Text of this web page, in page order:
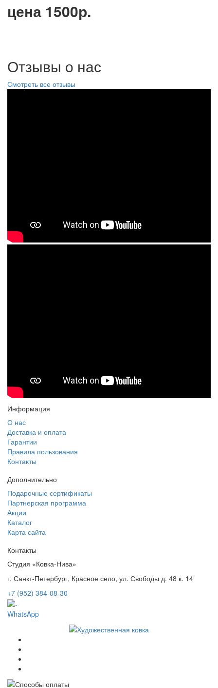
цена 1500р.
Отзывы о нас
Смотреть все отзывы
Информация
О нас
Доставка и оплата
Гарантии
Правила пользования
Контакты
Дополнительно
Подарочные сертификаты
Партнерская программа
Акции
Каталог
Карта сайта
Контакты
Студия «Ковка-Нива»
г. Санкт-Петербург, Красное село, ул. Свободы д. 48 к. 14
+7 (952) 384-08-30
WhatsApp